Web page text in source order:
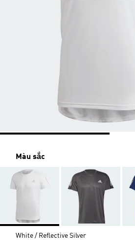
Màu sắc
White / Reflective Silver